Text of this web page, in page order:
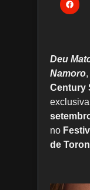
Deu
Namoro
Century
no
de